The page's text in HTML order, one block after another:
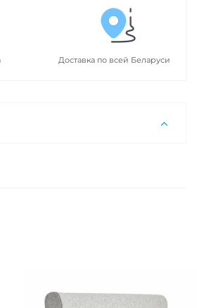
Доставка по всей Беларуси